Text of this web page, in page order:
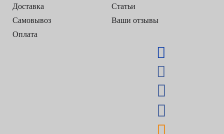
Доставка
Самовывоз
Оплата
Статьи
Ваши отзывы